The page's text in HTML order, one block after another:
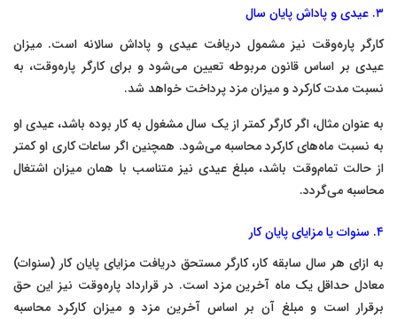
۳. عیدی و پاداش پایان سال
کارگر پاره‌وقت نیز مشمول دریافت عیدی و پاداش سالانه است. میزان
عیدی بر اساس قانون مربوطه تعیین می‌شود و برای کارگر پاره‌وقت، به
نسبت مدت کارکرد و میزان مزد پرداخت خواهد شد.
به عنوان مثال، اگر کارگر کمتر از یک سال مشغول به کار بوده باشد، عیدی او
به نسبت ماه‌های کارکرد محاسبه می‌شود. همچنین اگر ساعات کاری او کمتر
از حالت تمام‌وقت باشد، مبلغ عیدی نیز متناسب با همان میزان اشتغال
محاسبه می‌گردد.
۴. سنوات یا مزایای پایان کار
به ازای هر سال سابقه کار، کارگر مستحق دریافت مزایای پایان کار (سنوات)
معادل حداقل یک ماه آخرین مزد است. در قرارداد پاره‌وقت نیز این حق
برقرار است و مبلغ آن بر اساس آخرین مزد و میزان کارکرد محاسبه